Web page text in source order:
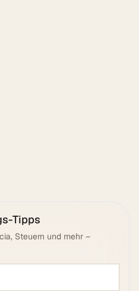
Tipps
Steuern und mehr –